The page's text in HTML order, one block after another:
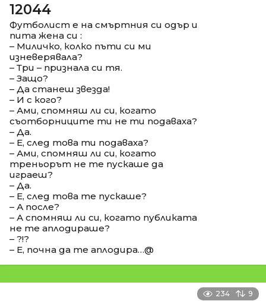
12044
Футболист е на смъртния си одър и
пита жена си :
– Миличко, колко пъти си ми
изневерявала?
– Три – признала си тя.
– Защо?
– Да станеш звезда!
– И с кого?
– Ами, спомняш ли си, когато
съотборниците ти не ти подаваха?
– Да.
– Е, след това ти подаваха?
– Ами, спомняш ли си, когато
треньорът не те пускаше да
играеш?
– Да.
– Е, след това те пускаше?
– А после?
– А спомняш ли си, когато публиката
не те аплодираше?
– ?!?
– Е, почна да те аплодира…@
234 9